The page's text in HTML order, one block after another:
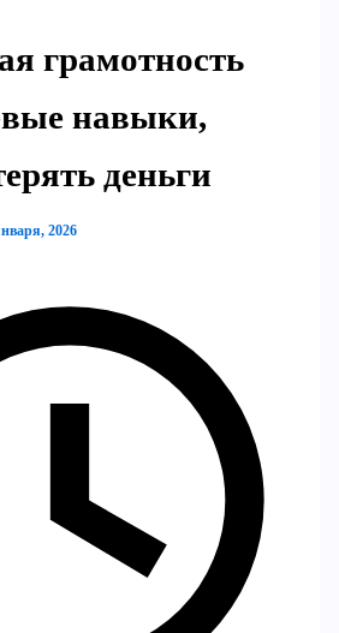
грамотность
навыки,
деньги
2026